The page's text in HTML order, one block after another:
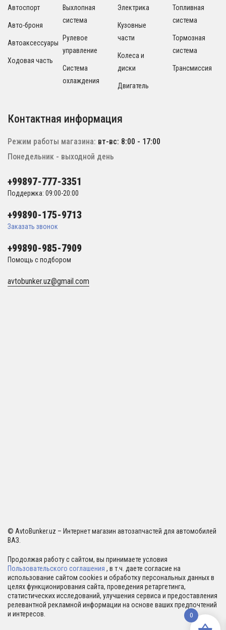
Автоспорт
Авто-броня
Автоаксессуары
Ходовая часть
Выхлопная
система
Рулевое
управление
Система
охлаждения
Электрика
Кузовные
части
Колеса и
диски
Двигатель
Топливная
система
Тормозная
система
Трансмиссия
Контактная информация
Режим работы магазина: вт-вс: 8:00 - 17:00
Понедельник - выходной день
+99897-777-3351
Поддержка: 09:00-20:00
+99890-175-9713
Заказать звонок
+99890-985-7909
Помощь с подбором
avtobunker.uz@gmail.com
© AvtoBunker.uz – Интернет магазин автозапчастей для автомобилей
ВАЗ.
Продолжая работу с сайтом, вы принимаете условия
Пользовательского соглашения , в т.ч. даете согласие на
использование сайтом cookies и обработку персональных данных в
целях функционирования сайта, проведения ретаргетинга,
статистических исследований, улучшения сервиса и предоставления
релевантной рекламной информации на основе ваших предпочтений
и интересов.
0